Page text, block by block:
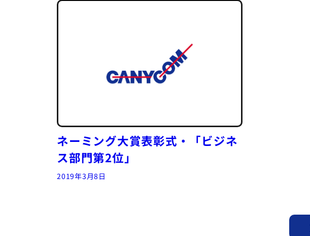
ネーミング大賞表彰式・「ビジネ
ス部門第2位」
2019年3月8日